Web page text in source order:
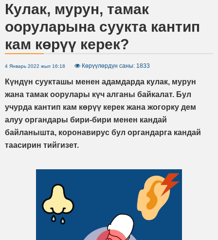
Кулак, мурун, тамак
ооруларына суукта кантип
кам көрүү керек?
4 Январь 2022 жыл 16:18 Көрүүлөрдүн саны: 1833
Күндүн суукташы менен адамдарда кулак, мурун
жана тамак оорулары күч алганы байкалат. Бул
учурда кантип кам көрүү керек жана жогорку дем
алуу органдары бири-бири менен кандай
байланышта, коронавирус бул органдарга кандай
таасирин тийгизет.